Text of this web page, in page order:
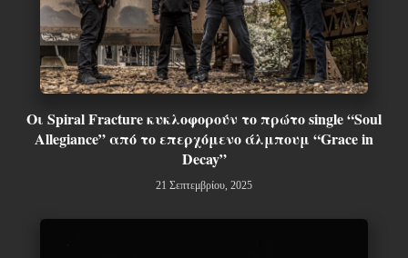
Οι Spiral Fracture κυκλοφορούν το πρώτο single “Soul
Allegiance” από το επερχόμενο άλμπουμ “Grace in
Decay”
21 Σεπτεμβρίου, 2025